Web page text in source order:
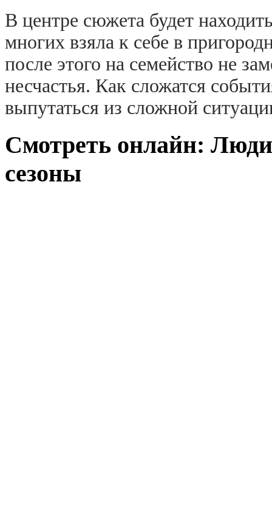
В центре сюжета будет
многих взяла к себе в
после этого на семейство не
несчастья. Как сложатся
выпутаться из сложной
Смотреть онлайн:
сезоны